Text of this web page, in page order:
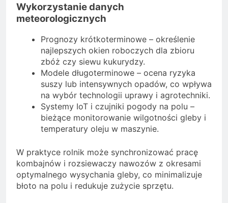
Wykorzystanie danych
meteorologicznych
Prognozy krótkoterminowe – określenie
najlepszych okien roboczych dla zbioru
zbóż czy siewu kukurydzy.
Modele długoterminowe – ocena ryzyka
suszy lub intensywnych opadów, co wpływa
na wybór technologii uprawy i agrotechniki.
Systemy IoT i czujniki pogody na polu –
bieżące monitorowanie wilgotności gleby i
temperatury oleju w maszynie.
W praktyce rolnik może synchronizować pracę
kombajnów i rozsiewaczy nawozów z okresami
optymalnego wysychania gleby, co minimalizuje
błoto na polu i redukuje zużycie sprzętu.